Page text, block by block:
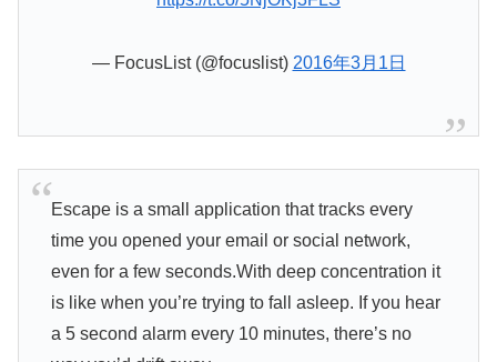
— FocusList (@focuslist) 2016年3月1日
Escape is a small application that tracks every
time you opened your email or social network,
even for a few seconds.With deep concentration it
is like when you’re trying to fall asleep. If you hear
a 5 second alarm every 10 minutes, there’s no